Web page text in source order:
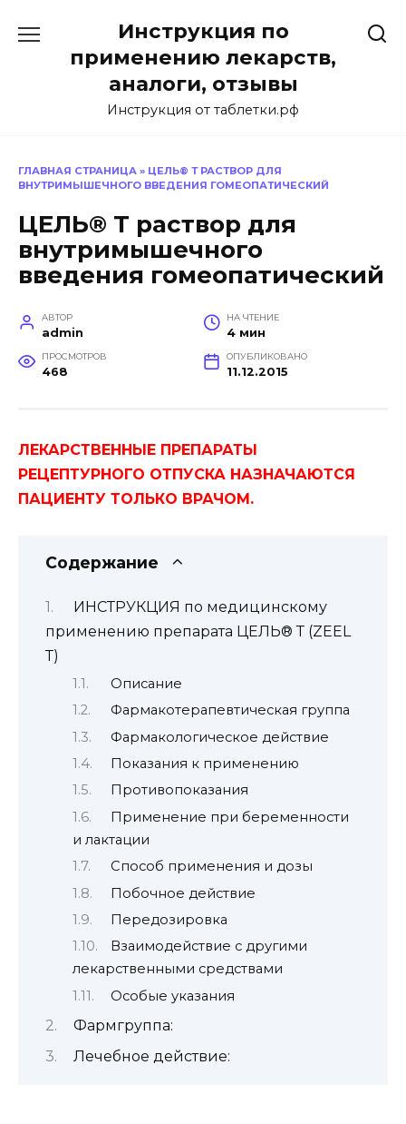
содержанию
Инструкция по
применению лекарств,
аналоги, отзывы
Инструкция от таблетки.рф
ГЛАВНАЯ СТРАНИЦА » ЦЕЛЬ® Т РАСТВОР ДЛЯ
ВНУТРИМЫШЕЧНОГО ВВЕДЕНИЯ ГОМЕОПАТИЧЕСКИЙ
ЦЕЛЬ® Т раствор для
внутримышечного
введения гомеопатический
АВТОР
admin
НА ЧТЕНИЕ
4 мин
ПРОСМОТРОВ
468
ОПУБЛИКОВАНО
11.12.2015
ЛЕКАРСТВЕННЫЕ ПРЕПАРАТЫ
РЕЦЕПТУРНОГО ОТПУСКА НАЗНАЧАЮТСЯ
ПАЦИЕНТУ ТОЛЬКО ВРАЧОМ.
Содержание
ИНСТРУКЦИЯ по медицинскому
применению препарата ЦЕЛЬ® Т (ZEEL
Т)
Описание
Фармакотерапевтическая группа
Фармакологическое действие
Показания к применению
Противопоказания
Применение при беременности
и лактации
Способ применения и дозы
Побочное действие
Передозировка
Взаимодействие с другими
лекарственными средствами
Особые указания
Фармгруппа:
Лечебное действие: